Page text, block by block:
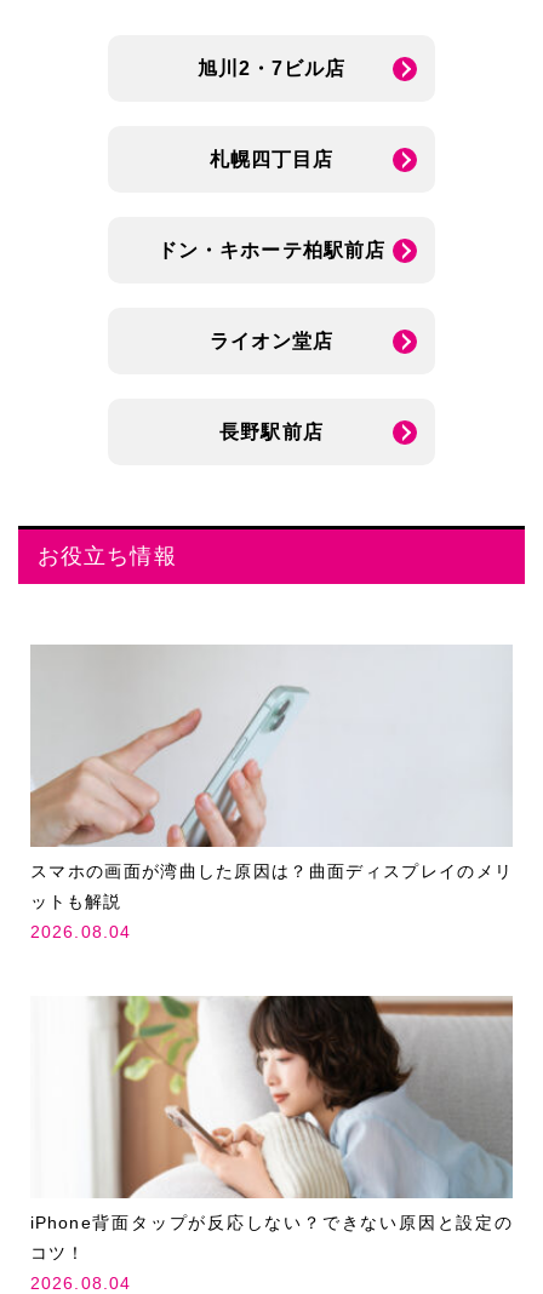
旭川2・7ビル店
札幌四丁目店
ドン・キホーテ柏駅前店
ライオン堂店
長野駅前店
お役立ち情報
スマホの画面が湾曲した原因は？曲面ディスプレイのメリ
ットも解説
2026.08.04
iPhone背面タップが反応しない？できない原因と設定の
コツ！
2026.08.04